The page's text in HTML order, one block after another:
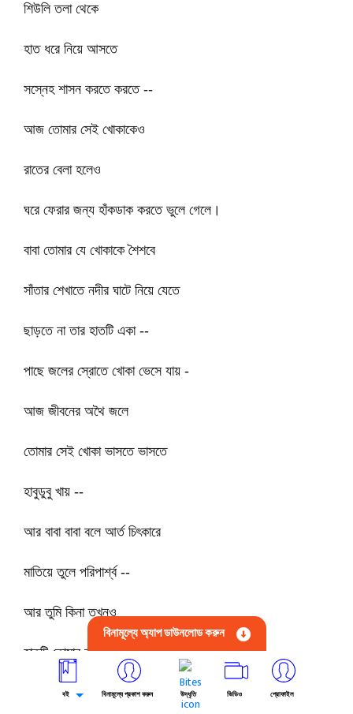
শিউলি তলা থেকে
হাত ধরে নিয়ে আসতে
সস্নেহ শাসন করতে করতে --
আজ তোমার সেই খোকাকেও
রাতের বেলা হলেও
ঘরে ফেরার জন্য হাঁকডাক করতে ভুলে গেলে।
বাবা তোমার যে খোকাকে শৈশবে
সাঁতার শেখাতে নদীর ঘাটে নিয়ে যেতে
ছাড়তে না তার হাতটি একা --
পাছে জলের স্রোতে খোকা ভেসে যায় -
আজ জীবনের অথৈ জলে
তোমার সেই খোকা ভাসতে ভাসতে
হাবুডুবু খায় --
আর বাবা বাবা বলে আর্ত চিৎকারে
মাতিয়ে তুলে পরিপার্শ্ব --
আর তুমি কিনা তখনও
হাতটি তোমার বাড়িয়ে দিতে ভুলে গেলে।
এ কোন বিস্মৃতি আজ তোমায় পেয়ে বসেছে -
বিনামূল্যে অ্যাপ ডাউনলোড করুন
বই বিনামূল্যে প্রকাশ করুন উদ্ধৃতি ভিডিও প্রোফাইল